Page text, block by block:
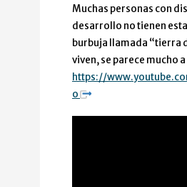
Muchas personas con
desarrollo no tienen
burbuja llamada “tierra
viven, se parece mucho
https://
o